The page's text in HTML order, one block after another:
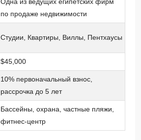
по продаже недвижимости
Студии, Квартиры, Виллы, Пентхаусы
$45,000
10% первоначальный взнос,
рассрочка до 5 лет
Бассейны, охрана, частные пляжи,
фитнес-центр